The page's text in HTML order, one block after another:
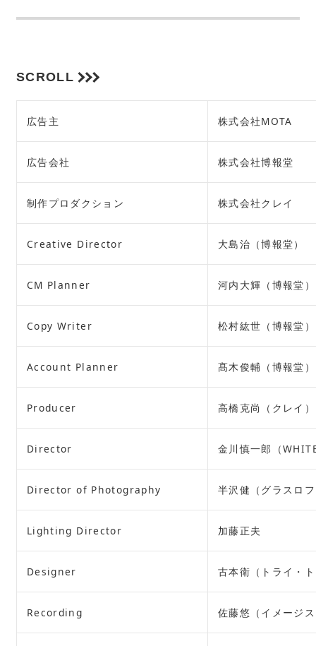
SCROLL
広告主 株式会社MOTA
広告会社 株式会社博報堂
制作プロダクション 株式会社クレイ
Creative Director 大島治（博報堂）
CM Planner 河内大輝（博報堂）
Copy Writer 松村紘世（博報堂）
Account Planner 髙木俊輔（博報堂
Producer 高橋克尚（クレイ）
Director 金川慎一郎（
Director of Photography 半沢健（グラスロ
Lighting Director 加藤正夫
Designer 古本衛（トライ・
Recording 佐藤悠（イメージ